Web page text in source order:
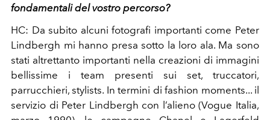
fondamentali del vostro percorso?
HC: Da subito alcuni fotografi importanti come Peter
Lindbergh mi hanno presa sotto la loro ala. Ma sono
stati altrettanto importanti nella creazioni di immagini
bellissime i team presenti sui set, truccatori,
parrucchieri, stylists. In termini di fashion moments... il
servizio di Peter Lindbergh con l’alieno (Vogue Italia,